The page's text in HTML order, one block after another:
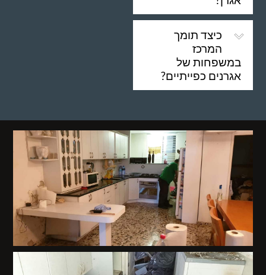
כיצד תומך
המרכז
במשפחות של
אגרנים כפייתיים?